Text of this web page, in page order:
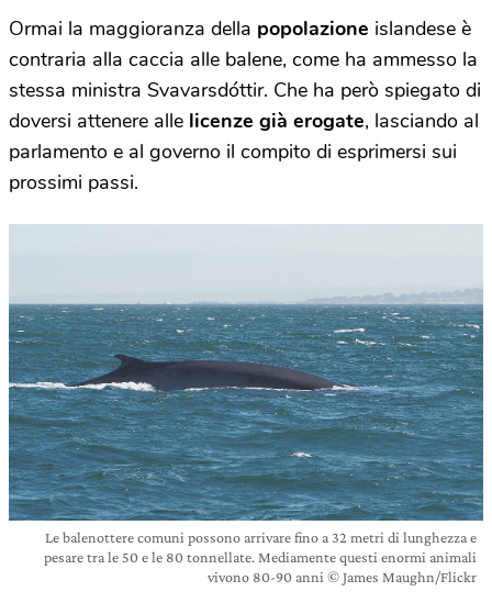
Ormai la maggioranza della popolazione islandese è
contraria alla caccia alle balene, come ha ammesso la
stessa ministra Svavarsdóttir. Che ha però spiegato di
doversi attenere alle licenze già erogate, lasciando al
parlamento e al governo il compito di esprimersi sui
prossimi passi.
Le balenottere comuni possono arrivare fino a 32 metri di lunghezza e
pesare tra le 50 e le 80 tonnellate. Mediamente questi enormi animali
vivono 80-90 anni © James Maughn/Flickr